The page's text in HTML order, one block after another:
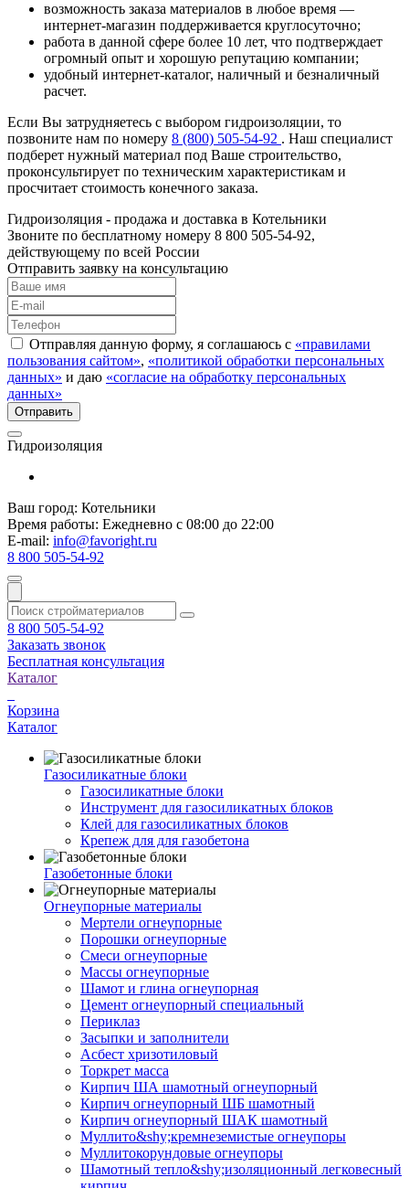
возможность заказа материалов в любое время —
интернет-магазин поддерживается круглосуточно;
работа в данной сфере более 10 лет, что подтверждает
огромный опыт и хорошую репутацию компании;
удобный интернет-каталог, наличный и безналичный
расчет.
Если Вы затрудняетесь с выбором гидроизоляции, то
позвоните нам по номеру 8 (800) 505-54-92 . Наш специалист
подберет нужный материал под Ваше строительство,
проконсультирует по техническим характеристикам и
просчитает стоимость конечного заказа.
Гидроизоляция - продажа и доставка в Котельники
Звоните по бесплатному номеру 8 800 505-54-92,
действующему по всей России
Отправить заявку на консультацию
Отправляя данную форму, я соглашаюсь с «правилами
пользования сайтом», «политикой обработки персональных
данных» и даю «согласие на обработку персональных
данных»
Гидроизоляция
Ваш город: Котельники
Время работы: Ежедневно с 08:00 до 22:00
E-mail: info@favoright.ru
8 800 505-54-92
8 800 505-54-92
Заказать звонок
Бесплатная консультация
Каталог
Корзина
Каталог
Газосиликатные блоки
Газосиликатные блоки
Инструмент для газосиликатных блоков
Клей для газосиликатных блоков
Крепеж для для газобетона
Газобетонные блоки
Огнеупорные материалы
Мертели огнеупорные
Порошки огнеупорные
Смеси огнеупорные
Массы огнеупорные
Шамот и глина огнеупорная
Цемент огнеупорный специальный
Периклаз
Засыпки и заполнители
Асбест хризотиловый
Торкрет масса
Кирпич ША шамотный огнеупорный
Кирпич огнеупорный ШБ шамотный
Кирпич огнеупорный ШАК шамотный
Муллито&shy;­кремнеземистые огнеупоры
Муллито­корундовые огнеупоры
Шамотный тепло&shy;изоляционный легковесный